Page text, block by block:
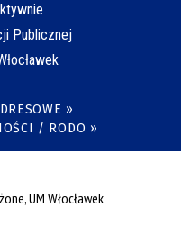
Publicznej
»
/ RODO »
UM Włocławek